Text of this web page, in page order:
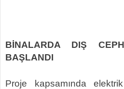
BİNALARDA DIŞ
BAŞLANDI
Proje kapsamında